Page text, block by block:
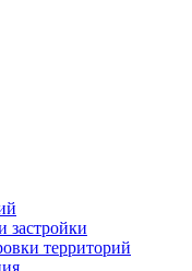
застройки
территорий